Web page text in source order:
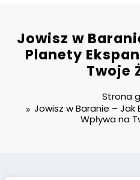
Jowisz w
Planety
Twoje
Strona
Jowisz w Baranie – Jak
Wpływa na